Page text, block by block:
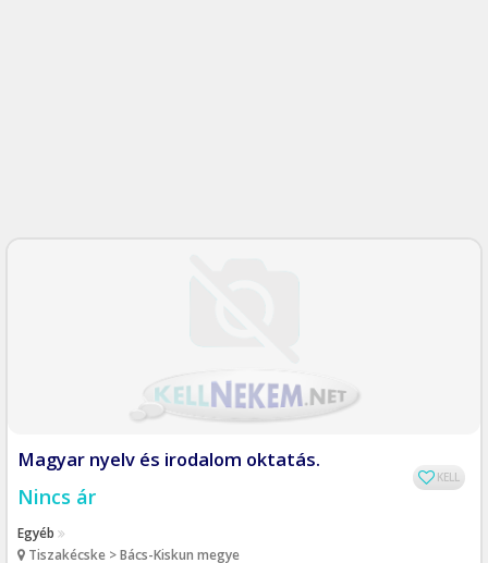
Nincs ár
Egyéb
Tiszakécske > Bács-Kiskun megye
Magyar nyelv és irodalom oktatás.
KELL